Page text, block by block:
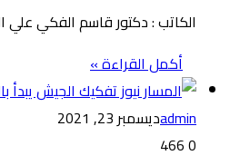
الكاتب : دكتور قاسم الفكي علي
أكمل القراءة »
adminديسمبر 23, 2021
0